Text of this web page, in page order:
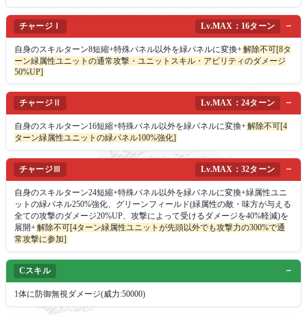
チャージⅠ Lv.MAX：16ターン
自身のスキルターン8短縮+特殊パネル以外を緑パネルに変換+解除不可[8タ
ーン緑属性ユニットの通常攻撃・ユニットスキル・アビリティのダメージ
50%UP]
チャージⅡ Lv.MAX：24ターン
自身のスキルターン16短縮+特殊パネル以外を緑パネルに変換+解除不可[4
ターン緑属性ユニットの緑パネル100%強化]
チャージⅢ Lv.MAX：32ターン
自身のスキルターン24短縮+特殊パネル以外を緑パネルに変換+緑属性ユニ
ットの緑パネル250%強化、グリーンフィールド(緑属性の敵・味方が与える
全ての攻撃のダメージ20%UP、攻撃によって受けるダメージを40%軽減)を
展開+解除不可[4ターン緑属性ユニットが先頭以外でも攻撃力の300%で通
常攻撃に参加]
Cスキル
1体に防御無視ダメージ(威力:50000)